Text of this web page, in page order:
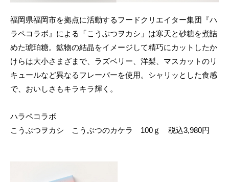
福岡県福岡市を拠点に活動するフードクリエイター集団『ハ
ラペコラボ』による「こうぶつヲカシ」は寒天と砂糖を煮詰
めた琥珀糖。鉱物の結晶をイメージして精巧にカットしたか
けらは大小さまざまで、ラズベリー、洋梨、マスカットのリ
キュールなど異なるフレーバーを使用。シャリッとした食感
で、おいしさもキラキラ輝く。
ハラペコラボ
こうぶつヲカシ こうぶつのカケラ 100ｇ 税込3,980円